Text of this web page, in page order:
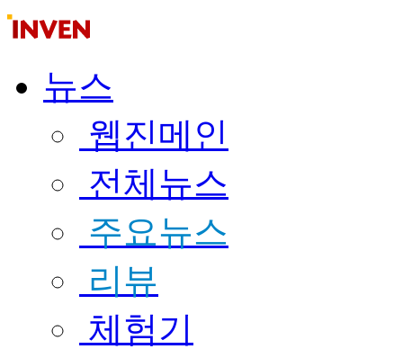
뉴스
웹진메인
전체뉴스
주요뉴스
리뷰
체험기